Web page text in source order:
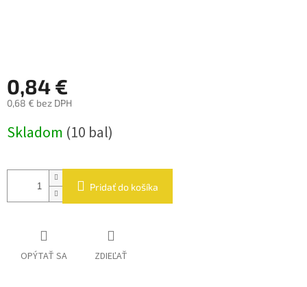
0,84 €
0,68 € bez DPH
cena:
Skladom (10 bal)
Pridať do košíka
OPÝTAŤ SA ZDIEĽAŤ